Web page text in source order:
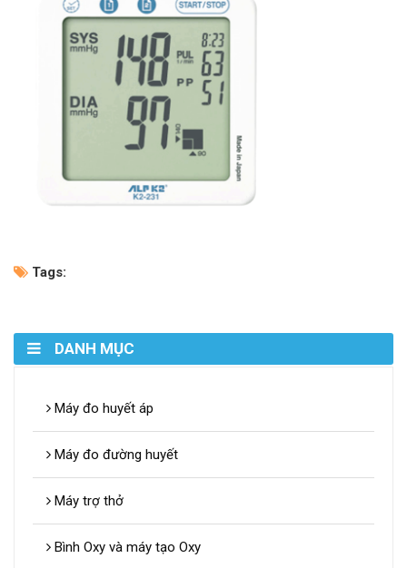
Tags:
DANH MỤC
Máy đo huyết áp
Máy đo đường huyết
Máy trợ thở
Bình Oxy và máy tạo Oxy